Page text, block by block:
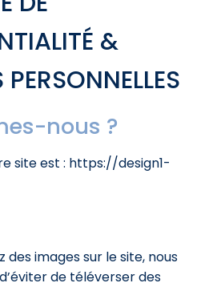
&
nous ?
site est : https://design1-
des images sur le site, nous
de téléverser des